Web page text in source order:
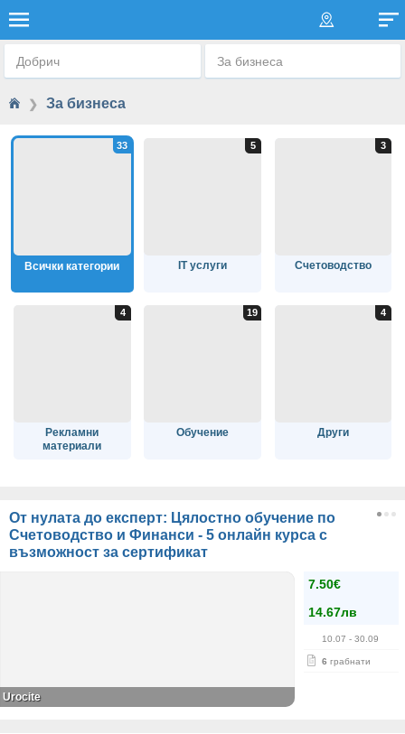
Добрич За бизнеса
❯ За бизнеса
Всички категории IT услуги Счетоводство
Рекламни
материали
Обучение Други
От нулата до експерт: Цялостно обучение по
Счетоводство и Финанси - 5 онлайн курса с
възможност за сертификат
7.50€
14.67лв
10.07 - 30.09
6 грабнати
Urocite